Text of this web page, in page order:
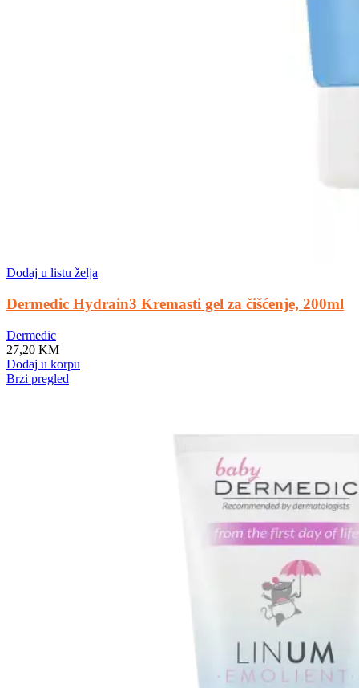
Dodaj u listu želja
Dermedic Hydrain3 Kremasti gel za čišćenje, 200ml
Dermedic
27,20 KM
Dodaj u korpu
Brzi pregled